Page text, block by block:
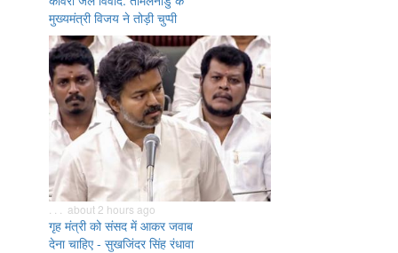
मुख्यमंत्री विजय ने तोड़ी चुप्पी
. . . about 2 hours ago
गृह मंत्री को संसद में आकर जवाब
देना चाहिए - सुखजिंदर सिंह रंधावा